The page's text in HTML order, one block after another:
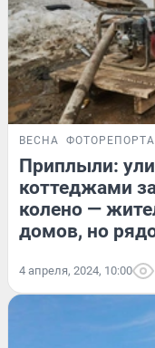
ВЕСНА
Приплыли:
коттеджами
колено —
домов, но
4 апреля, 2024, 10:00